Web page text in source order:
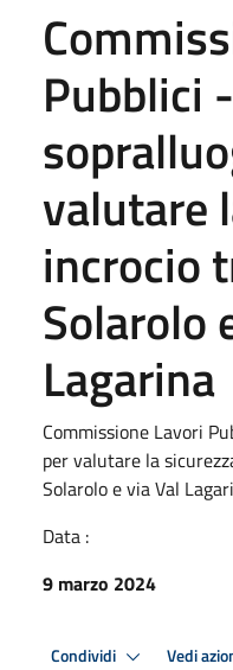
Pubblici
valutare
incrocio
Solarolo
Lagarina
Commissione Lavori
per valutare la
Solarolo e via Val
Data :
9 marzo 2024
Condividi Vedi